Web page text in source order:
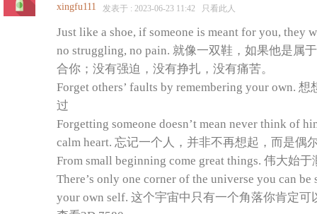
xingfu111 发表于 : 2023-06-23 11:42 只看此人
Just like a shoe, if someone is meant for you,
no struggling, no pain. 就像一双鞋，如果他是属
合你；没有强迫，没有挣扎，没有痛苦。
Forget others’ faults by remembering your own.
过
Forgetting someone doesn’t mean never think of
calm heart. 忘记一个人，并非不再想起，而是
From small beginning come great things. 伟大始
There’s only one corner of the universe you can
your own self. 这个宇宙中只有一个角落你肯定